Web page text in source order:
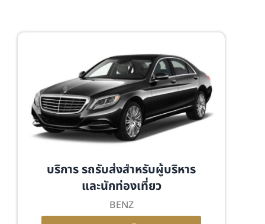
บริการ รถรับส่งสำหรับผู้บริหาร
และนักท่องเที่ยว
BENZ